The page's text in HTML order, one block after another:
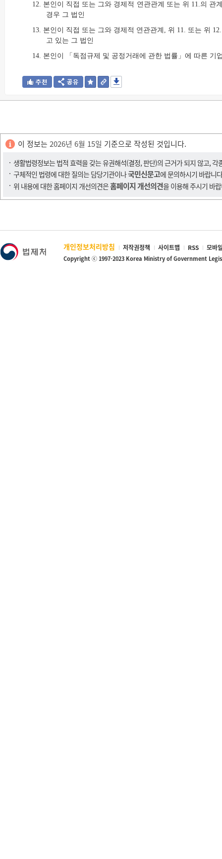
12. 본인이 직접 또는 그와 경제적 연관관계 또는 위 11.의
경우 그 법인
13. 본인이 직접 또는 그와 경제적 연관관계, 위 11. 또는 위
고 있는 그 법인
14. 본인이 「독점규제 및 공정거래에 관한 법률」에 따른
이 정보는 2026년 6월 15일 기준으로 작성된 것입니다.
생활법령정보는 법적 효력을 갖는 유권해석(결정, 판단)의 근거가 되지 않고,
구체적인 법령에 대한 질의는 담당기관이나국민신문고에 문의하시기 바랍니
위 내용에 대한 홈페이지 개선의견은홈페이지 개선의견을 이용해 주시기 바
개인정보처리방침 저작권정책 사이트맵 RSS 모바
Copyright ⓒ 1997-2023 Korea Ministry of Government